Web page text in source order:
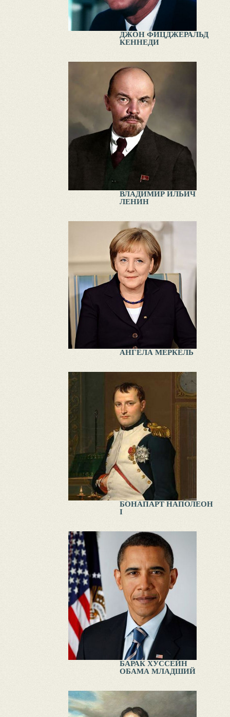
ДЖОН ФИЦДЖЕРАЛЬД
КЕННЕДИ
ВЛАДИМИР ИЛЬИЧ
ЛЕНИН
АНГЕЛА МЕРКЕЛЬ
БОНАПАРТ НАПОЛЕОН
I
БАРАК ХУССЕЙН
ОБАМА МЛАДШИЙ